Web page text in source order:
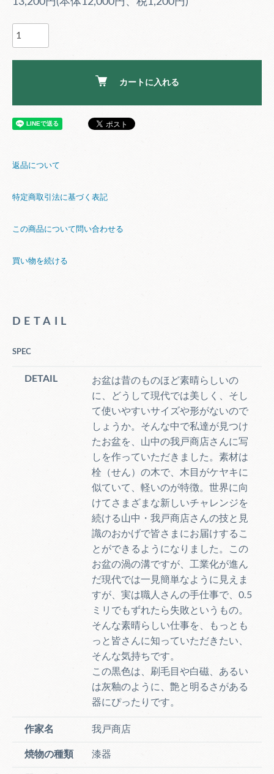
カートに入れる
返品について
特定商取引法に基づく表記
この商品について問い合わせる
買い物を続ける
DETAIL
SPEC
DETAIL
お盆は昔のものほど素晴らしいの
に、どうして現代では美しく、そし
て使いやすいサイズや形がないので
しょうか。そんな中で私達が見つけ
たお盆を、山中の我戸商店さんに写
しを作っていただきました。素材は
栓（せん）の木で、木目がケヤキに
似ていて、軽いのが特徴。世界に向
けてさまざまな新しいチャレンジを
続ける山中・我戸商店さんの技と見
識のおかげで皆さまにお届けするこ
とができるようになりました。この
お盆の渦の溝ですが、工業化が進ん
だ現代では一見簡単なように見えま
すが、実は職人さんの手仕事で、0.5
ミリでもずれたら失敗というもの。
そんな素晴らしい仕事を、もっとも
っと皆さんに知っていただきたい、
そんな気持ちです。
この黒色は、刷毛目や白磁、あるい
は灰釉のように、艶と明るさがある
器にぴったりです。
作家名 我戸商店
焼物の種類 漆器